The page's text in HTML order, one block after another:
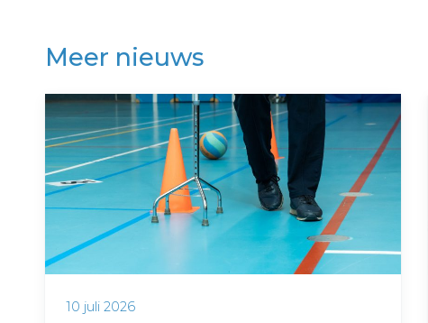
Meer nieuws
10 juli 2026